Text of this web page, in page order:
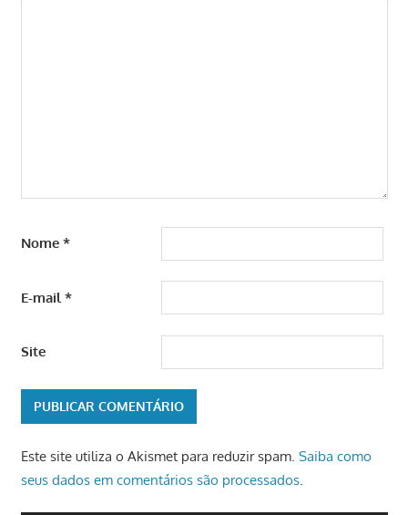
Nome *
E-mail *
Site
Este site utiliza o Akismet para reduzir spam. Saiba como
seus dados em comentários são processados.